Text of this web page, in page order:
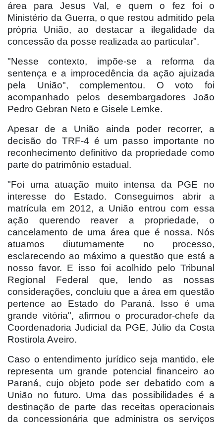
área para Jesus Val, e quem o fez foi o
Ministério da Guerra, o que restou admitido pela
própria União, ao destacar a ilegalidade da
concessão da posse realizada ao particular".
"Nesse contexto, impõe-se a reforma da
sentença e a improcedência da ação ajuizada
pela União", complementou. O voto foi
acompanhado pelos desembargadores João
Pedro Gebran Neto e Gisele Lemke.
Apesar de a União ainda poder recorrer, a
decisão do TRF-4 é um passo importante no
reconhecimento definitivo da propriedade como
parte do patrimônio estadual.
"Foi uma atuação muito intensa da PGE no
interesse do Estado. Conseguimos abrir a
matrícula em 2012, a União entrou com essa
ação querendo reaver a propriedade, o
cancelamento de uma área que é nossa. Nós
atuamos diuturnamente no processo,
esclarecendo ao máximo a questão que está a
nosso favor. E isso foi acolhido pelo Tribunal
Regional Federal que, lendo as nossas
considerações, concluiu que a área em questão
pertence ao Estado do Paraná. Isso é uma
grande vitória", afirmou o procurador-chefe da
Coordenadoria Judicial da PGE, Júlio da Costa
Rostirola Aveiro.
Caso o entendimento jurídico seja mantido, ele
representa um grande potencial financeiro ao
Paraná, cujo objeto pode ser debatido com a
União no futuro. Uma das possibilidades é a
destinação de parte das receitas operacionais
da concessionária que administra os serviços